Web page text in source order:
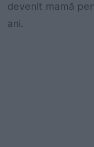
devenit mamă
ani.